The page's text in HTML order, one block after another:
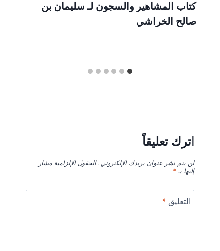
كتاب المشاهير والسجون لـ سليمان بن
صالح الخراشي
اترك تعليقاً
لن يتم نشر عنوان بريدك الإلكتروني. الحقول الإلزامية مشار
إليها بـ*
التعليق *